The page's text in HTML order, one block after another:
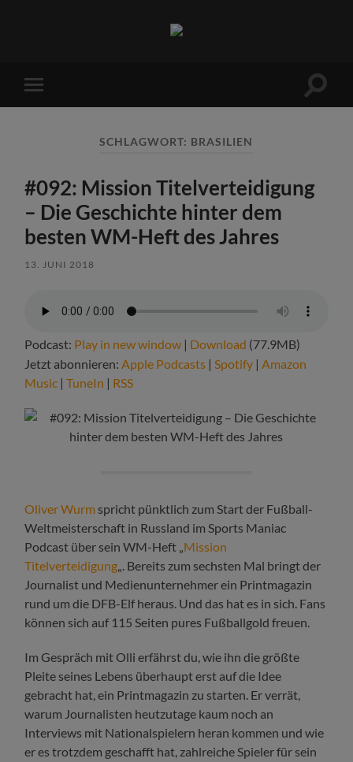
Sports
Mobile-
Menü
SCHLAGWORT: BRASILIEN
#092: Mission Titelverteidigung
– Die Geschichte hinter dem
besten WM-Heft des Jahres
13. JUNI 2018
Podcast: Play in new window | Download (77.9MB)
Jetzt abonnieren:Apple Podcasts |Spotify |Amazon
Music |TuneIn | RSS
Oliver Wurm spricht pünktlich zum Start der Fußball-
Weltmeisterschaft in Russland im Sports Maniac
Podcast über sein WM-Heft „Mission
Titelverteidigung„. Bereits zum sechsten Mal bringt der
Journalist und Medienunternehmer ein Printmagazin
rund um die DFB-Elf heraus. Und das hat es in sich. Fans
können sich auf 115 Seiten pures Fußballgold freuen.
Im Gespräch mit Olli erfährst du, wie ihn die größte
Pleite seines Lebens überhaupt erst auf die Idee
gebracht hat, ein Printmagazin zu starten. Er verrät,
warum Journalisten heutzutage kaum noch an
Interviews mit Nationalspielern heran kommen und wie
er es trotzdem geschafft hat, zahlreiche Spieler für sein